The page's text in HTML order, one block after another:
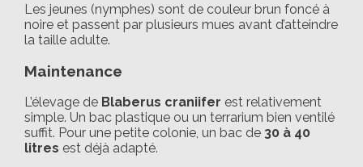
Les jeunes (nymphes) sont de couleur brun foncé à
noire et passent par plusieurs mues avant d’atteindre
la taille adulte.
Maintenance
L’élevage de Blaberus craniifer est relativement
simple. Un bac plastique ou un terrarium bien ventilé
suffit. Pour une petite colonie, un bac de 30 à 40
litres est déjà adapté.